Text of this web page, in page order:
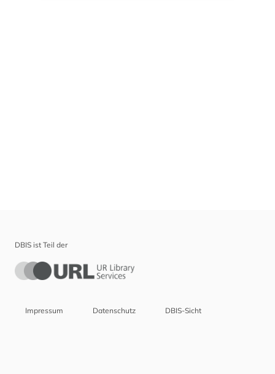
DBIS ist Teil der
Impressum Datenschutz DBIS-Sicht